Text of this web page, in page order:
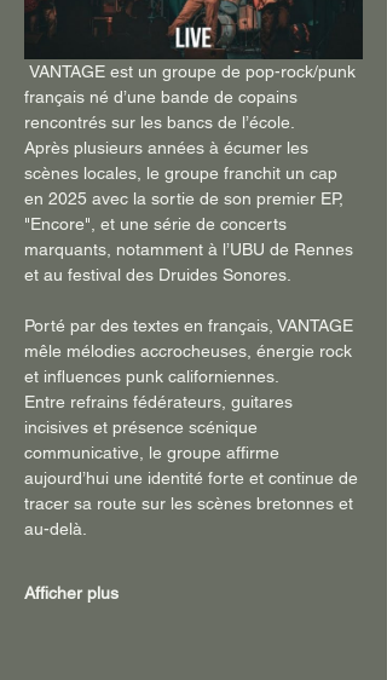
français né d’une bande de copains
rencontrés sur les bancs de l’école.
Après plusieurs années à écumer les
scènes locales, le groupe franchit un cap
en 2025 avec la sortie de son premier EP,
"Encore", et une série de concerts
marquants, notamment à l’UBU de Rennes
et au festival des Druides Sonores.
Porté par des textes en français, VANTAGE
mêle mélodies accrocheuses, énergie rock
et influences punk californiennes.
Entre refrains fédérateurs, guitares
incisives et présence scénique
communicative, le groupe affirme
aujourd’hui une identité forte et continue de
tracer sa route sur les scènes bretonnes et
au-delà.
Afficher plus